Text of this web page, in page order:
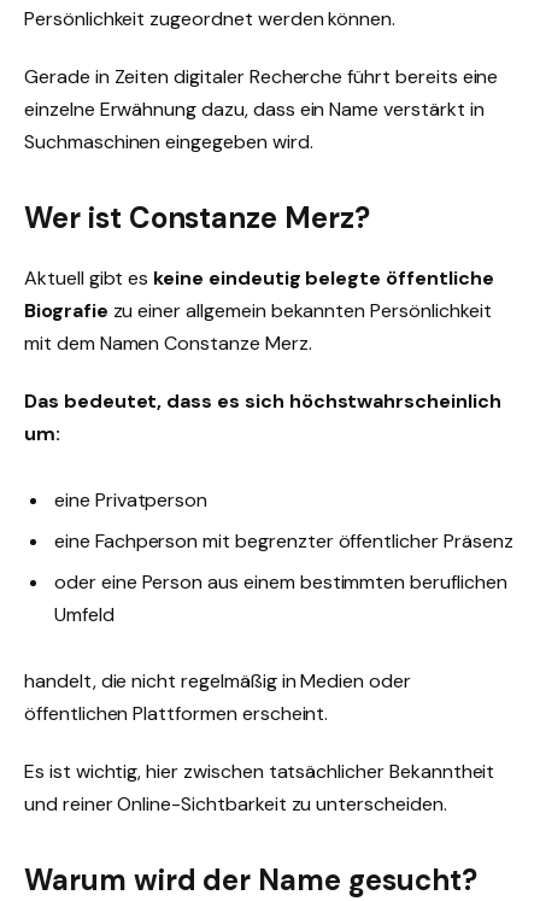
Persönlichkeit zugeordnet werden können.
Gerade in Zeiten digitaler Recherche führt bereits eine
einzelne Erwähnung dazu, dass ein Name verstärkt in
Suchmaschinen eingegeben wird.
Wer ist Constanze Merz?
Aktuell gibt es keine eindeutig belegte öffentliche
Biografie zu einer allgemein bekannten Persönlichkeit
mit dem Namen Constanze Merz.
Das bedeutet, dass es sich höchstwahrscheinlich
um:
eine Privatperson
eine Fachperson mit begrenzter öffentlicher Präsenz
oder eine Person aus einem bestimmten beruflichen
Umfeld
handelt, die nicht regelmäßig in Medien oder
öffentlichen Plattformen erscheint.
Es ist wichtig, hier zwischen tatsächlicher Bekanntheit
und reiner Online-Sichtbarkeit zu unterscheiden.
Warum wird der Name gesucht?